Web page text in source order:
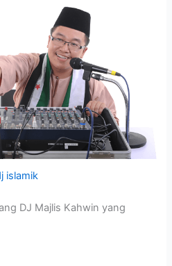
islamik
DJ Majlis Kahwin yang